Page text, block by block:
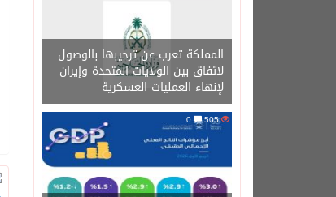
المملكة تعرب عن ترحيبها بالوصول
لاتفاق بين الولايات المتحدة وإيران
لإنهاء العمليات العسكرية
505